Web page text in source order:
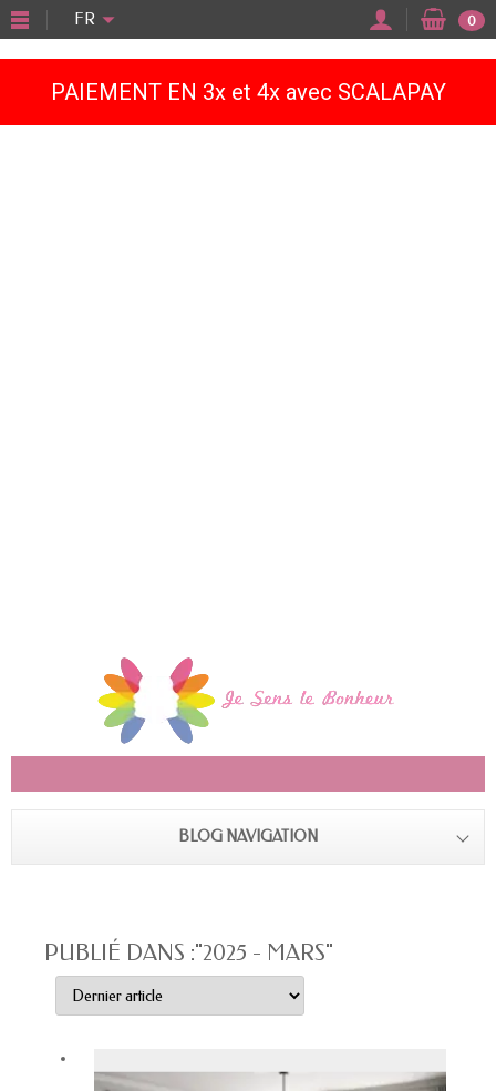
PAIEMENT EN 3x et 4x avec SCALAPAY
FR 0
BLOG NAVIGATION
PUBLIÉ DANS :"2025 - MARS"